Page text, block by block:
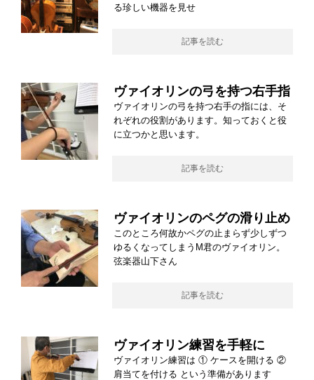
る珍しい機器を見せ
記事を読む
ヴァイオリンの弓を持つ右手指
ヴァイオリンの弓を持つ右手の指には、そ
れぞれの役割があります。知っておくと役
に立つかと思います。
記事を読む
ヴァイオリンのペグの滑り止め
このところ何故かペグの止まらず少しずつ
ゆるくなってしまうM君のヴァイオリン。
弦楽器山下さん
記事を読む
ヴァイオリン練習を手軽に
ヴァイオリン練習は ① ケースを開ける ②
肩当てを付ける という準備があります